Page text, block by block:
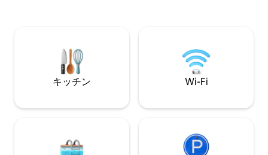
るには25歳以上でなければなりません。
この宿泊施設の最大宿泊人数は常に12名
です。 車両は4台までです。
アクセスできます
のブランコから夕
た、1～2分の場所
ンプもあります。
キッチン Wi-Fi